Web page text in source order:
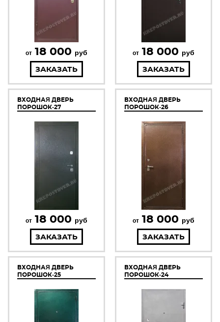
от 18 000 руб
ЗАКАЗАТЬ
от 18 000 руб
ЗАКАЗАТЬ
ВХОДНАЯ ДВЕРЬ
ПОРОШОК-27
от 18 000 руб
ЗАКАЗАТЬ
ВХОДНАЯ ДВЕРЬ
ПОРОШОК-26
от 18 000 руб
ЗАКАЗАТЬ
ВХОДНАЯ ДВЕРЬ
ПОРОШОК-25
ВХОДНАЯ ДВЕРЬ
ПОРОШОК-24